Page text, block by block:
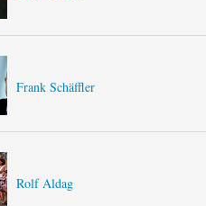
Frank Schäffler
Rolf Aldag